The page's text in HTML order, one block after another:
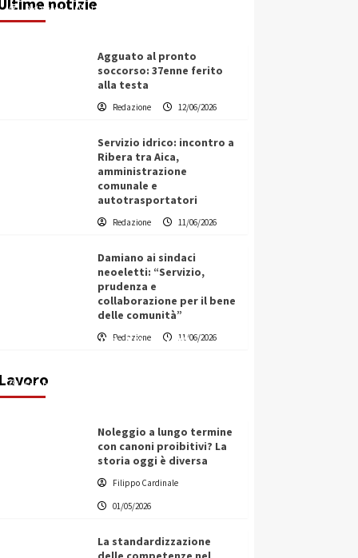
Redazione 12/06/2026
Agguato al pronto
soccorso: 37enne ferito
alla testa
Redazione 12/06/2026
Servizio idrico: incontro a
Ribera tra Aica,
amministrazione
comunale e
autotrasportatori
Redazione 11/06/2026
Damiano ai sindaci
neoeletti: “Servizio,
prudenza e
collaborazione per il bene
delle comunità”
Redazione 11/06/2026
Lavoro
Vino in Italia: il giro d’affari
contribuisce all’1,1% del PIL
Filippo Cardinale
Noleggio a lungo termine
con canoni proibitivi? La
storia oggi è diversa
Filippo Cardinale
01/05/2026
La standardizzazione